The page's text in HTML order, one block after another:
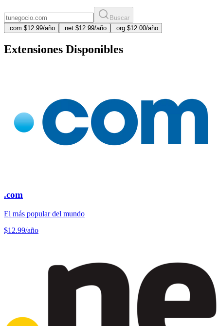
Buscar
.com $12.99/año .net $12.99/año .org $12.00/año
Extensiones Disponibles
.com
El más popular del mundo
$12.99/año